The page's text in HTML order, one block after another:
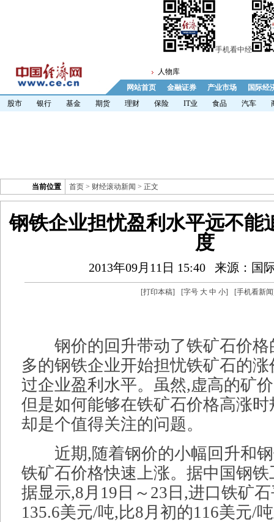
手机看中经
人物库
网站首页
金融证券 产业市场
国际经
股市
银行 基金 期货 理财 保险 IT业 食品 汽车
当前位置 首页 > 财经滚动新闻 > 正文
钢铁企业担忧盈利水平远不能
度
2013年09月11日 15:40 来源：国
[打印本稿] [字号 大 中 小] [手机看新闻
钢价的回升带动了铁矿石价格
多的钢铁企业开始担忧铁矿石的
过企业盈利水平。虽然,虚高的矿
但是如何能够在铁矿石价格高涨
却是个值得关注的问题。
近期,随着钢价的小幅回升和钢
铁矿石价格快速上涨。据中国钢
据显示,8月19日～23日,进口铁矿
135.6美元/吨,比8月初的116美元/